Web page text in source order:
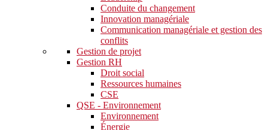
Conduite du changement
Innovation managériale
Communication managériale et gestion des
conflits
Gestion de projet
Gestion RH
Droit social
Ressources humaines
CSE
QSE - Environnement
Environnement
Énergie